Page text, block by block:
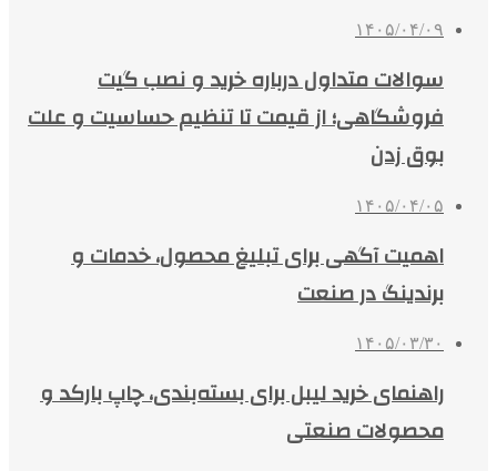
۱۴۰۵/۰۴/۰۹
سوالات متداول درباره خرید و نصب گیت
فروشگاهی؛ از قیمت تا تنظیم حساسیت و علت
بوق زدن
۱۴۰۵/۰۴/۰۵
اهمیت آگهی برای تبلیغ محصول، خدمات و
برندینگ در صنعت
۱۴۰۵/۰۳/۳۰
راهنمای خرید لیبل برای بسته‌بندی، چاپ بارکد و
محصولات صنعتی